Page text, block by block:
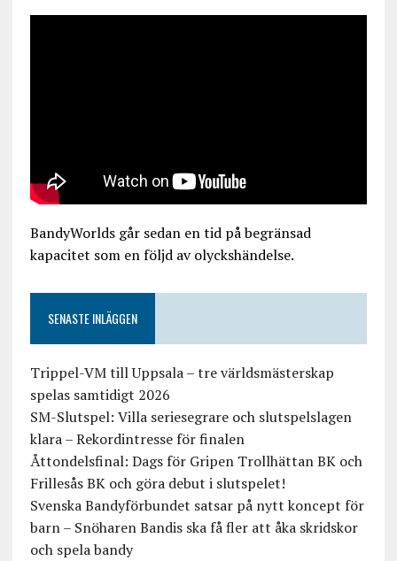
BandyWorlds går sedan en tid på begränsad
kapacitet som en följd av olyckshändelse.
SENASTE INLÄGGEN
Trippel-VM till Uppsala – tre världsmästerskap
spelas samtidigt 2026
SM-Slutspel: Villa seriesegrare och slutspelslagen
klara – Rekordintresse för finalen
Åttondelsfinal: Dags för Gripen Trollhättan BK och
Frillesås BK och göra debut i slutspelet!
Svenska Bandyförbundet satsar på nytt koncept för
barn – Snöharen Bandis ska få fler att åka skridskor
och spela bandy